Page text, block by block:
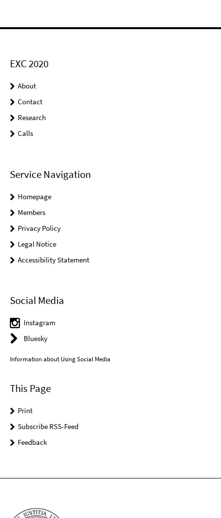
EXC 2020
About
Contact
Research
Calls
Service Navigation
Homepage
Members
Privacy Policy
Legal Notice
Accessibility Statement
Social Media
Instagram
Bluesky
Information about Using Social Media
This Page
Print
Subscribe RSS-Feed
Feedback